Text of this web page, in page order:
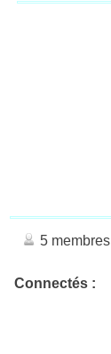
5 membres
Connectés :